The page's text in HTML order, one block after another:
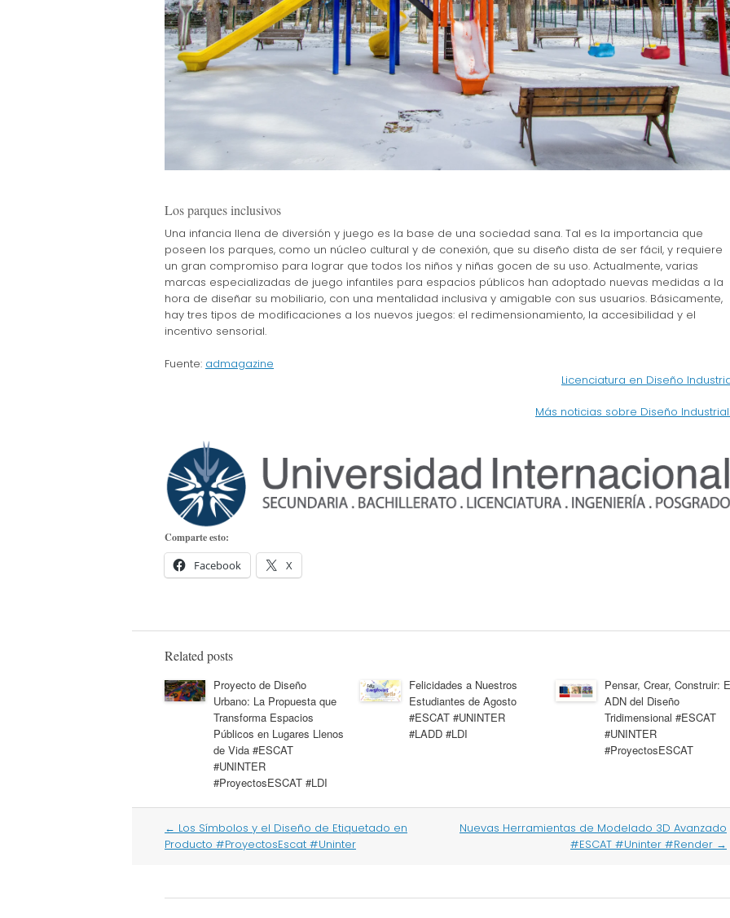
Los parques inclusivos
Una infancia llena de diversión y juego es la base de una sociedad sana. Tal es la importancia que
poseen los parques, como un núcleo cultural y de conexión, que su diseño dista de ser fácil, y requiere
un gran compromiso para lograr que todos los niños y niñas gocen de su uso. Actualmente, varias
marcas especializadas de juego infantiles para espacios públicos han adoptado nuevas medidas a la
hora de diseñar su mobiliario, con una mentalidad inclusiva y amigable con sus usuarios. Básicamente,
hay tres tipos de modificaciones a los nuevos juegos: el redimensionamiento, la accesibilidad y el
incentivo sensorial.
Fuente: admagazine
Licenciatura en Diseño
Más noticias sobre Diseño
Comparte esto:
Facebook X
Related posts
Proyecto de Diseño
Urbano: La Propuesta que
Transforma Espacios
Públicos en Lugares Llenos
de Vida #ESCAT
#UNINTER
#ProyectosESCAT #LDI
Felicidades a Nuestros
Estudiantes de Agosto
#ESCAT #UNINTER
#LADD #LDI
Pensar, Crear, Construir:
ADN del Diseño
Tridimensional #ESCAT
#UNINTER
#ProyectosESCAT
Post
navigation
← Los Símbolos y el Diseño de Etiquetado en
Producto #ProyectosEscat #Uninter
Nuevas Herramientas de Modelado 3D Avanzado
#ESCAT #Uninter #Render →